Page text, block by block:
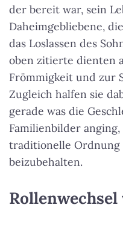
der bereit war, sein
Daheimgebliebene,
das Loslassen des
oben zitierte dienten
Frömmigkeit und zur
Zugleich halfen sie
gerade was die
Familienbilder
traditionelle
beizubehalten.